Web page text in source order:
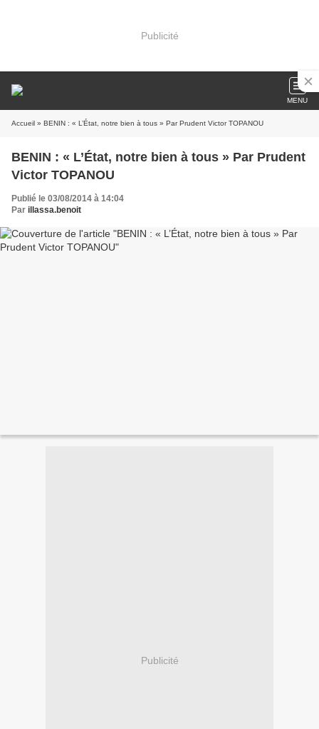
Publicité
MENU
Accueil » BENIN : « L’État, notre bien à tous » Par Prudent Victor TOPANOU
BENIN : « L’État, notre bien à tous » Par Prudent
Victor TOPANOU
Publié le 03/08/2014 à 14:04
Par illassa.benoit
Publicité